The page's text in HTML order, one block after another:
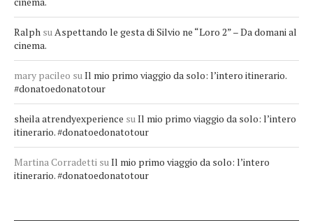
Ralph su Aspettando le gesta di Silvio ne “Loro 2” – Da domani al
cinema.
mary pacileo su Il mio primo viaggio da solo: l’intero itinerario.
#donatoedonatotour
sheila atrendyexperience su Il mio primo viaggio da solo: l’intero
itinerario. #donatoedonatotour
Martina Corradetti su Il mio primo viaggio da solo: l’intero
itinerario. #donatoedonatotour